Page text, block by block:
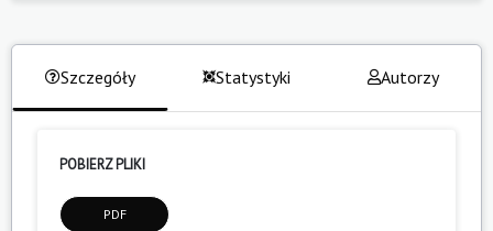
Szczegóły Statystyki Autorzy
POBIERZ PLIKI
PDF